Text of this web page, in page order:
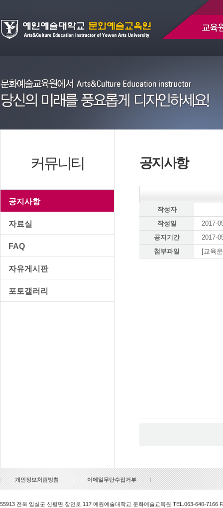
커뮤니티
공지사항
자료실
FAQ
자유게시판
포토갤러리
공지사항
작성자
작성일
2017-
공지기간
2017-
첨부파일
[교육
개인정보처림방침 이메일무단수집거부
55913 전북 임실군 신평면 창인로 117 예원예술대학교 문화예술교육원 TEL.063-640-7166